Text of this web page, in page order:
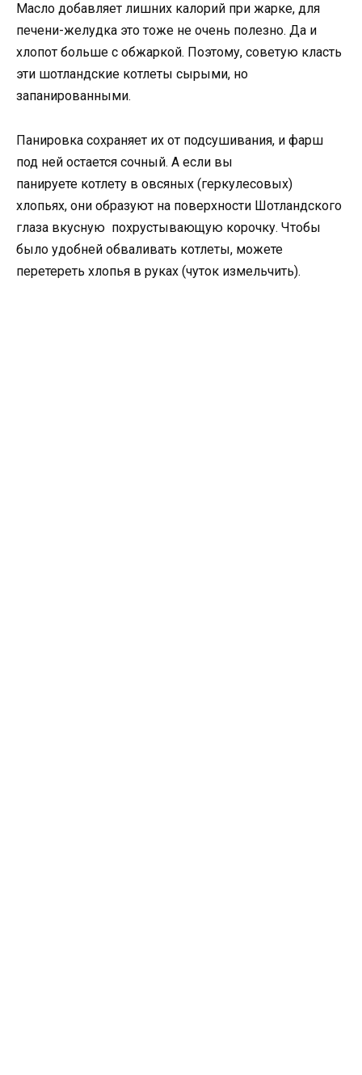
Масло добавляет лишних калорий при жарке, для
печени-желудка это тоже не очень полезно. Да и
хлопот больше с обжаркой. Поэтому, советую класть
эти шотландские котлеты сырыми, но
запанированными.
Панировка сохраняет их от подсушивания, и фарш
под ней остается сочный. А если вы
панируете котлету в овсяных (геркулесовых)
хлопьях, они образуют на поверхности Шотландского
глаза вкусную похрустывающую корочку. Чтобы
было удобней обваливать котлеты, можете
перетереть хлопья в руках (чуток измельчить).